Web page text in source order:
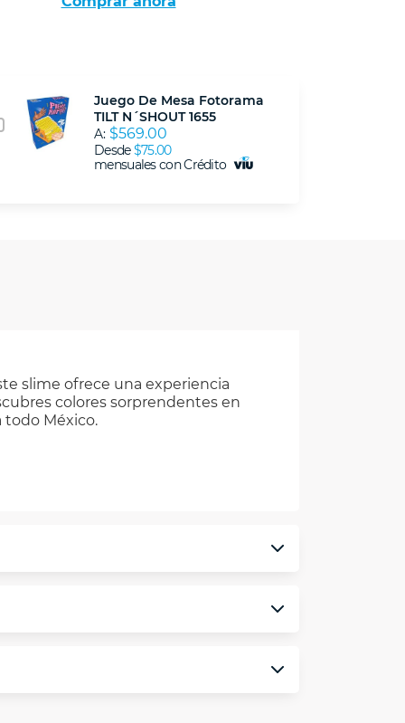
Juego De Mesa Fotorama
TILT N´SHOUT 1655
A: $569.00
Desde$75.00
mensuales con Crédito
slime ofrece una experiencia
colores sorprendentes en
todo México.